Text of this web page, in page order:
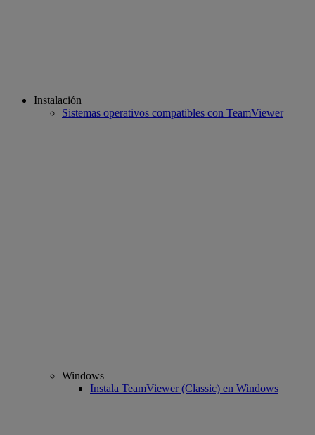
Instalación
Sistemas operativos compatibles con TeamViewer
Windows
Instala TeamViewer (Classic) en Windows